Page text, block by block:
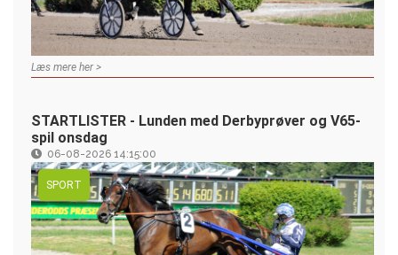
Læs mere her >
STARTLISTER - Lunden med Derbyprøver og V65-
spil onsdag
06-08-2026 14:15:00
SPORT